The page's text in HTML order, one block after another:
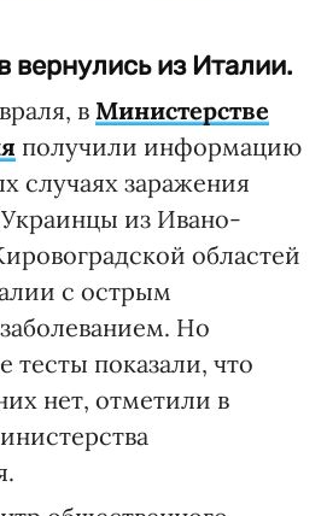
вернулись из Италии.
в Министерстве
получили информацию
случаях заражения
из Ивано-
областей
с острым
Но
тесты показали, что
нет, отметили в